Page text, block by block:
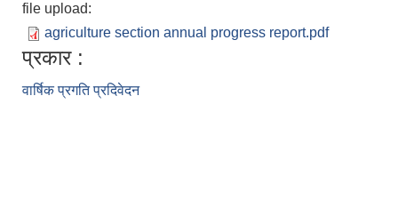
file upload:
agriculture section annual progress report.pdf
प्रकार :
वार्षिक प्रगति प्रदिवेदन